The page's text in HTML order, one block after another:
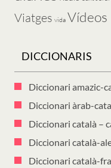
Viatges vida Vídeos
DICCIONARIS
Diccionari amazic-
Diccionari àrab-
Diccionari català –
Diccionari català-
Diccionari català-